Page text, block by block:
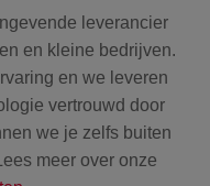
leverancier
en kleine bedrijven.
en we leveren
vertrouwd door
we je zelfs buiten
meer over onze